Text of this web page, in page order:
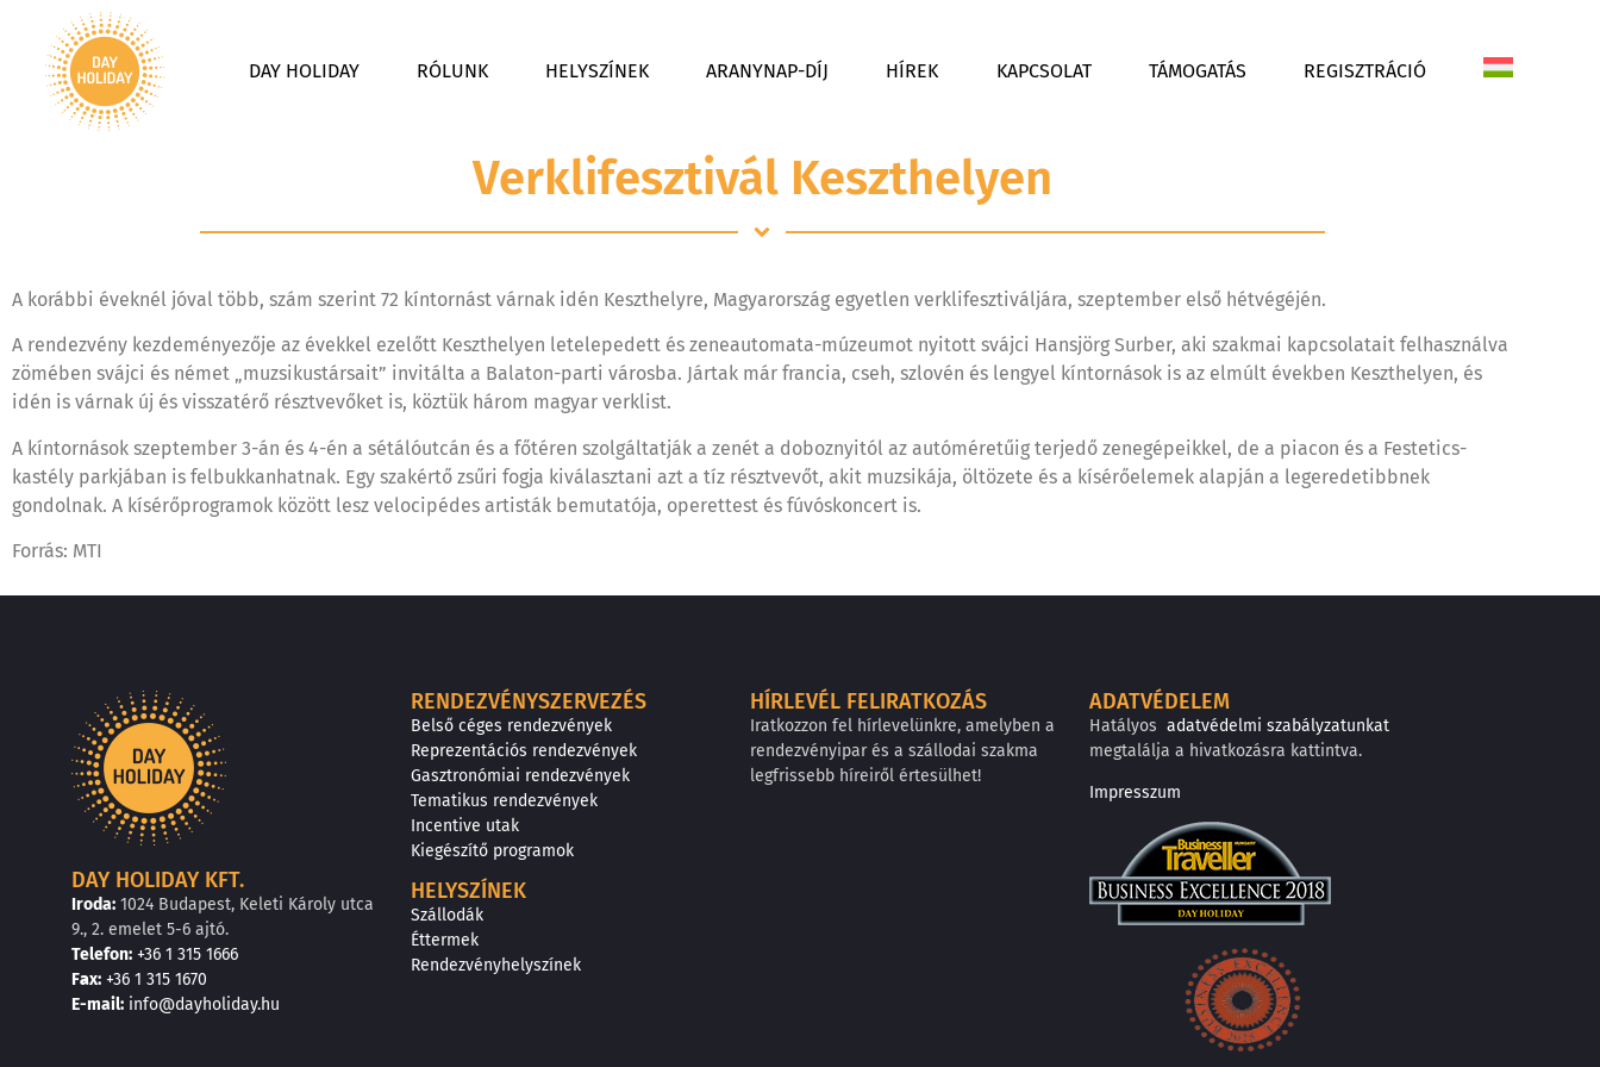
DAY HOLIDAY RÓLUNK HELYSZÍNEK ARANYNAP-DÍJ HÍREK KAPCSOLAT TÁMOGATÁS REGISZTRÁCIÓ
Verklifesztivál Keszthelyen
A korábbi éveknél jóval több, szám szerint 72 kíntornást várnak idén Keszthelyre, Magyarország egyetlen verklifesztiváljára, szeptember első hétvégéjén.
A rendezvény kezdeményezője az évekkel ezelőtt Keszthelyen letelepedett és zeneautomata-múzeumot nyitott svájci Hansjörg Surber, aki szakmai kapcsolatait felhasználva
zömében svájci és német „muzsikustársait” invitálta a Balaton-parti városba. Jártak már francia, cseh, szlovén és lengyel kíntornások is az elmúlt években Keszthelyen, és
idén is várnak új és visszatérő résztvevőket is, köztük három magyar verklist.
A kíntornások szeptember 3-án és 4-én a sétálóutcán és a főtéren szolgáltatják a zenét a doboznyitól az autóméretűig terjedő zenegépeikkel, de a piacon és a Festetics-
kastély parkjában is felbukkanhatnak. Egy szakértő zsűri fogja kiválasztani azt a tíz résztvevőt, akit muzsikája, öltözete és a kísérőelemek alapján a legeredetibbnek
gondolnak. A kísérőprogramok között lesz velocipédes artisták bemutatója, operettest és fúvóskoncert is.
Forrás: MTI
DAY HOLIDAY KFT.
Iroda: 1024 Budapest, Keleti Károly utca
9., 2. emelet 5-6 ajtó.
Telefon: +36 1 315 1666
Fax: +36 1 315 1670
E-mail: info@dayholiday.hu
RENDEZVÉNYSZERVEZÉS
Belső céges rendezvények
Reprezentációs rendezvények
Gasztronómiai rendezvények
Tematikus rendezvények
Incentive utak
Kiegészítő programok
HELYSZÍNEK
Szállodák
Éttermek
Rendezvényhelyszínek
HÍRLEVÉL FELIRATKOZÁS
Iratkozzon fel hírlevelünkre, amelyben a
rendezvényipar és a szállodai szakma
legfrissebb híreiről értesülhet!
ADATVÉDELEM
Hatályos adatvédelmi szabályzatunkat
megtalálja a hivatkozásra kattintva.
Impresszum